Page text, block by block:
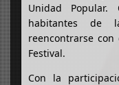
Unidad
habitantes de
reencontrarse
Festival.
Con la